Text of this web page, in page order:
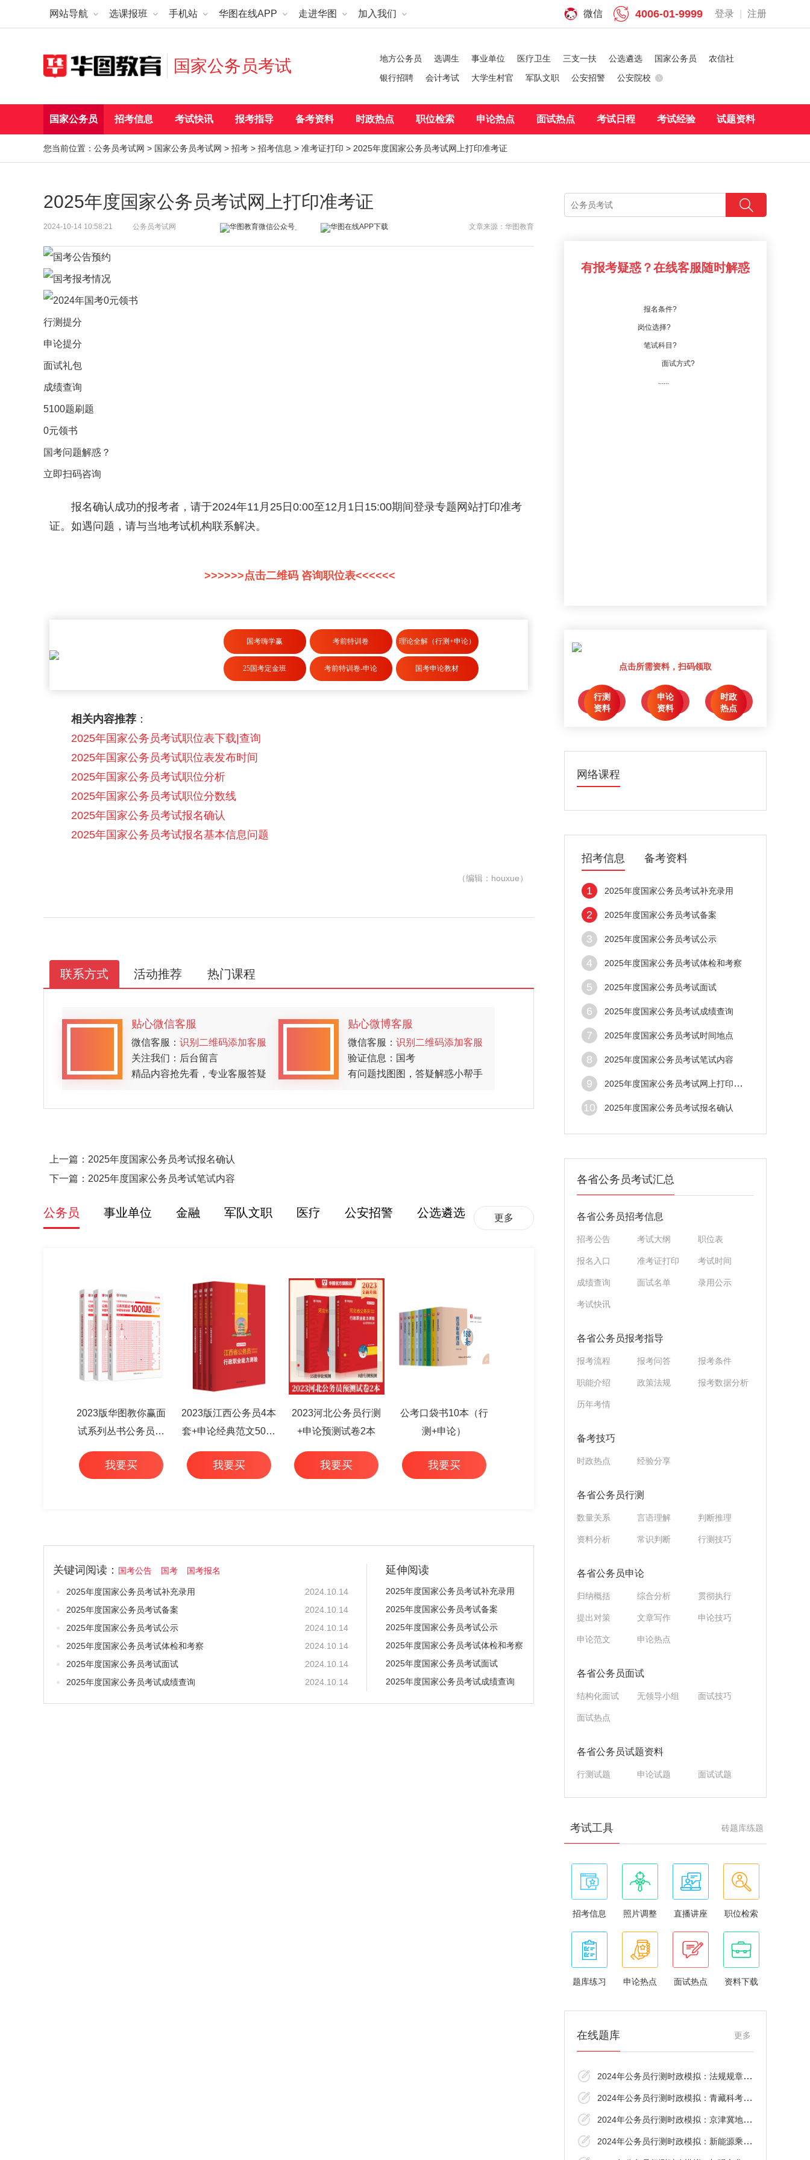
网站导航 选课报班 手机站 华图在线APP 走进华图 加入我们 登录 注册
4006-01-9999
微信
国家公务员考试 地方公务员 选调生 事业单位 医疗卫生 三支一扶 公选遴选 国家公务员
农信社
银行招聘
会计考试 大学生村官 军队文职 公安招警 公安院校
国家公务员 招考信息 考试快讯 报考指导 备考资料 时政热点 职位检索 申论热点 面试热点 考试日程 考试经验 试题资料
您当前位置： 公务员考试网 > 国家公务员考试网 > 招考 > 招考信息 > 准考证打印 > 2025年度国家公务员考试网上打印准考证
2025年度国家公务员考试网上打印准考证
2024-10-14 10:58:21 公务员考试网 文章来源：华图教育
行测提分
申论提分
面试礼包
成绩查询
5100题刷题
0元领书
国考问题解惑？
立即扫码咨询
报名确认成功的报考者，请于2024年11月25日0:00至12月1日15:00期间登录专题网站打印准考
证。如遇问题，请与当地考试机构联系解决。
>>>>>>点击二维码 咨询职位表<<<<<<
国考嗨学赢 考前特训卷 理论全解（行测+申论）
25国考定金班 考前特训卷-申论 国考申论教材
相关内容推荐 ：
2025年国家公务员考试职位表下载|查询
2025年国家公务员考试职位表发布时间
2025年国家公务员考试职位分析
2025年国家公务员考试职位分数线
2025年国家公务员考试报名确认
2025年国家公务员考试报名基本信息问题
（编辑：houxue）
联系方式 活动推荐 热门课程
贴心微信客服
微信客服： 识别二维码添加客服
关注我们：后台留言
精品内容抢先看，专业客服答疑
贴心微博客服
微信客服： 识别二维码添加客服
验证信息：国考
有问题找图图，答疑解惑小帮手
上一篇： 2025年度国家公务员考试报名确认
下一篇： 2025年度国家公务员考试笔试内容
公务员 事业单位 金融 军队文职 医疗 公安招警 公选遴选 更多
2023版华图教你赢面
试系列丛书公务员面
试华图专家详解1000
题（3本套）
我要买
2023版江西公务员4本
套+申论经典范文50篇
+行测高频考点 6本
我要买
2023河北公务员行测
+申论预测试卷2本
我要买
公考口袋书10本（行
测+申论）
我要买
关键词阅读： 国考公告 国考 国考报名
2025年度国家公务员考试补充录用
2024.10.14
2025年度国家公务员考试备案
2024.10.14
2025年度国家公务员考试公示
2024.10.14
2025年度国家公务员考试体检和考察
2024.10.14
2025年度国家公务员考试面试
2024.10.14
2025年度国家公务员考试成绩查询
2024.10.14
延伸阅读
2025年度国家公务员考试补充录用
2025年度国家公务员考试备案
2025年度国家公务员考试公示
2025年度国家公务员考试体检和考察
2025年度国家公务员考试面试
2025年度国家公务员考试成绩查询
有报考疑惑？在线客服随时解惑
报名条件?
岗位选择?
笔试科目?
面试方式?
......
点击所需资料，扫码领取
行测
资料
点击领取
申论
资料
点击领取
时政
热点
点击领取
网络课程
招考信息 备考资料
1 2025年度国家公务员考试补充录用
2 2025年度国家公务员考试备案
3 2025年度国家公务员考试公示
4 2025年度国家公务员考试体检和考察
5 2025年度国家公务员考试面试
6 2025年度国家公务员考试成绩查询
7 2025年度国家公务员考试时间地点
8 2025年度国家公务员考试笔试内容
9 2025年度国家公务员考试网上打印准考证
10 2025年度国家公务员考试报名确认
各省公务员考试汇总
各省公务员招考信息
招考公告 考试大纲 职位表
报名入口 准考证打印 考试时间
成绩查询 面试名单 录用公示
考试快讯
各省公务员报考指导
报考流程 报考问答 报考条件
职能介绍 政策法规 报考数据分析
历年考情
备考技巧
时政热点 经验分享
各省公务员行测
数量关系 言语理解 判断推理
资料分析 常识判断 行测技巧
各省公务员申论
归纳概括 综合分析 贯彻执行
提出对策 文章写作 申论技巧
申论范文 申论热点
各省公务员面试
结构化面试 无领导小组 面试技巧
面试热点
各省公务员试题资料
行测试题 申论试题 面试试题
砖题库练题
考试工具
招考信息 照片调整 直播讲座 职位检索
题库练习 申论热点 面试热点 资料下载
更多
在线题库
2024年公务员行测时政模拟：法规规章备案审
2024年公务员行测时政模拟：青藏科考十大进
2024年公务员行测时政模拟：京津冀地区用电
2024年公务员行测时政模拟：新能源乘用车国